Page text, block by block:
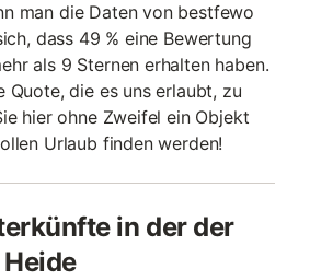
man die Daten von bestfewo
dass 49 % eine Bewertung
als 9 Sternen erhalten haben.
Quote, die es uns erlaubt, zu
hier ohne Zweifel ein Objekt
Urlaub finden werden!
in der der